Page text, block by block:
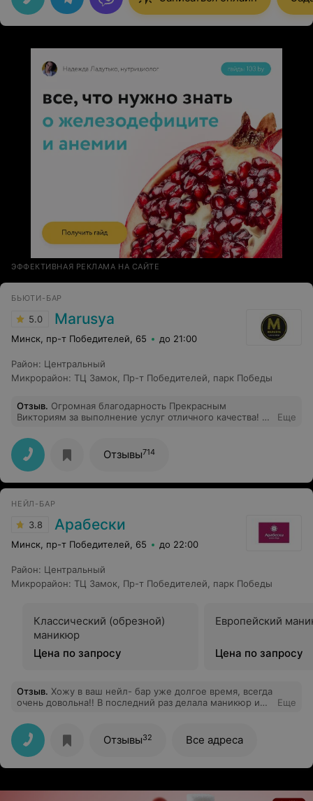
ЭФФЕКТИВНАЯ РЕКЛАМА НА САЙТЕ
БЬЮТИ-БАР
5.0 Marusya
Минск, пр-т Победителей, 65 до 21:00
Район: Центральный
Микрорайон: ТЦ Замок Пр-т Победителей парк Победы
Отзыв. Огромная благодарность Прекрасным
Викториям за выполнение услуг отличного качества! И
раз - только к вам.
Еще
Отзывы714
НЕЙЛ-БАР
3.8 Арабески
Минск, пр-т Победителей, 65 до 22:00
Район: Центральный
Микрорайон: ТЦ Замок Пр-т Победителей парк Победы
Классический (обрезной)
маникюр
Цена по запросу
Европейский
Цена по запросу
Отзыв. Хожу в ваш нейл- бар уже долгое время, всегда
очень довольна!! В последний раз делала маникюр и
профессионализм мастеров , отличная атмосфера!
Еще
Отзывы32 Все адреса